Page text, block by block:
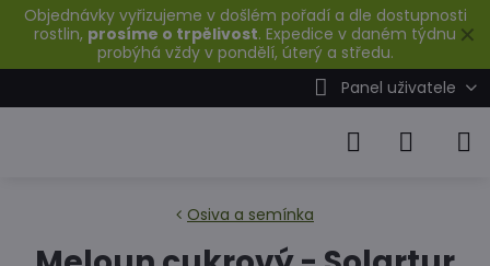
✕
Objednávky vyřizujeme v došlém pořadí a dle dostupnosti
rostlin, prosíme o trpělivost. Expedice v daném týdnu
probýhá vždy v pondělí, úterý a středu.
Panel uživatele
Osiva a semínka